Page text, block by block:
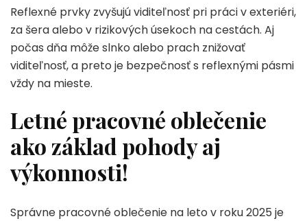
Reflexné prvky zvyšujú viditeľnosť pri práci v exteriéri,
za šera alebo v rizikových úsekoch na cestách. Aj
počas dňa môže slnko alebo prach znižovať
viditeľnosť, a preto je bezpečnosť s reflexnými pásmi
vždy na mieste.
Letné pracovné oblečenie
ako základ pohody aj
výkonnosti!
Správne pracovné oblečenie na leto v roku 2025 je